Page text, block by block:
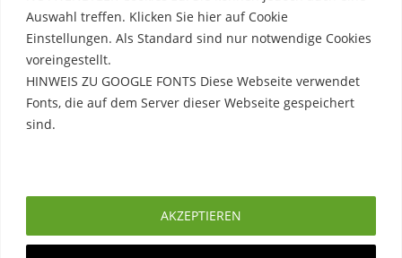
Auswahl treffen. Klicken Sie hier auf Cookie
Einstellungen. Als Standard sind nur notwendige Cookies
voreingestellt.
HINWEIS ZU GOOGLE FONTS Diese Webseite verwendet
Fonts, die auf dem Server dieser Webseite gespeichert
sind.
AKZEPTIEREN
Impressum
Datenschutzerklärung